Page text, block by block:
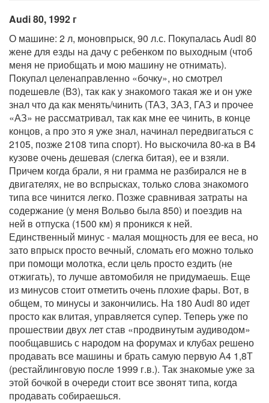
Audi 80, 1992 г
О машине: 2 л, моновпрыск, 90 л.с. Покупалась Audi 80
жене для езды на дачу с ребенком по выходным (чтоб
меня не приобщать и мою машину не отнимать).
Покупал целенаправленно «бочку», но смотрел
подешевле (В3), так как у знакомого такая же и он уже
знал что да как менять/чинить (ТАЗ, ЗАЗ, ГАЗ и прочее
«АЗ» не рассматривал, так как мне ее чинить, в конце
концов, а про это я уже знал, начинал передвигаться с
2105, позже 2108 типа спорт). Но выскочила 80-ка в В4
кузове очень дешевая (слегка битая), ее и взяли.
Причем когда брали, я ни грамма не разбирался не в
двигателях, не во вспрысках, только слова знакомого
типа все чинится легко. Позже сравнивая затраты на
содержание (у меня Вольво была 850) и поездив на
ней в отпуска (1500 км) я проникся к ней.
Единственный минус - малая мощность для ее веса, но
зато впрыск просто вечный, сломать его можно только
при помощи молотка, если цель просто ездить (не
отжигать), то лучше автомобиля не придумаешь. Еще
из минусов стоит отметить очень плохие фары. Вот, в
общем, то минусы и закончились. На 180 Audi 80 идет
просто как влитая, управляется супер. Теперь уже по
прошествии двух лет став «продвинутым аудиводом»
пообщавшись с народом на форумах и клубах решено
продавать все машины и брать самую первую А4 1,8Т
(рестайлинговую после 1999 г.в.). Так знакомые уже за
этой бочкой в очереди стоит все звонят типа, когда
продавать собираешься.